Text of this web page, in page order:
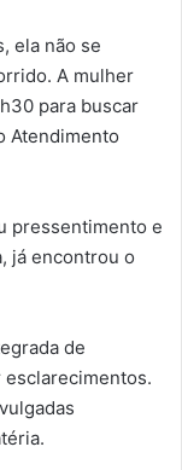
ela não se
A mulher
para buscar
Atendimento
pressentimento e
já encontrou o
de
esclarecimentos.